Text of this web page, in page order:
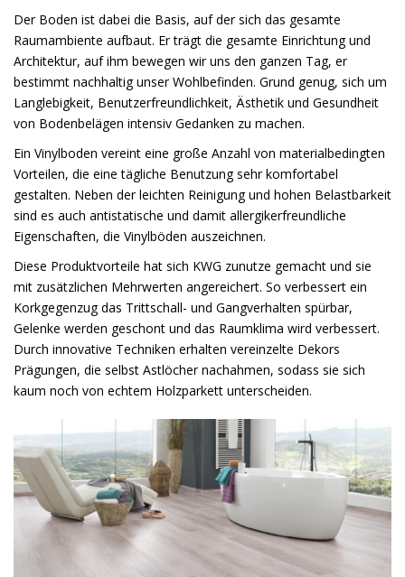
Der Boden ist dabei die Basis, auf der sich das gesamte
Raumambiente aufbaut. Er trägt die gesamte Einrichtung und
Architektur, auf ihm bewegen wir uns den ganzen Tag, er
bestimmt nachhaltig unser Wohlbefinden. Grund genug, sich um
Langlebigkeit, Benutzerfreundlichkeit, Ästhetik und Gesundheit
von Bodenbelägen intensiv Gedanken zu machen.
Ein Vinylboden vereint eine große Anzahl von materialbedingten
Vorteilen, die eine tägliche Benutzung sehr komfortabel
gestalten. Neben der leichten Reinigung und hohen Belastbarkeit
sind es auch antistatische und damit allergikerfreundliche
Eigenschaften, die Vinylböden auszeichnen.
Diese Produktvorteile hat sich KWG zunutze gemacht und sie
mit zusätzlichen Mehrwerten angereichert. So verbessert ein
Korkgegenzug das Trittschall- und Gangverhalten spürbar,
Gelenke werden geschont und das Raumklima wird verbessert.
Durch innovative Techniken erhalten vereinzelte Dekors
Prägungen, die selbst Astlöcher nachahmen, sodass sie sich
kaum noch von echtem Holzparkett unterscheiden.